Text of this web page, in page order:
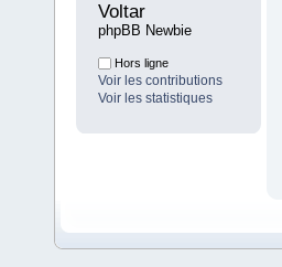
Voltar
phpBB Newbie
Hors ligne
Voir les contributions
Voir les statistiques